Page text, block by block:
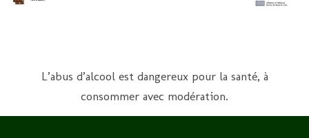
L’abus d’alcool est dangereux pour la santé, à
consommer avec modération.